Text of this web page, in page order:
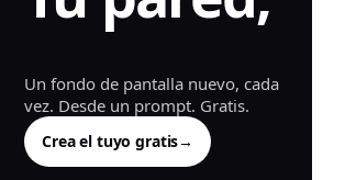
generada.
Un fondo de pantalla nuevo, cada
vez. Desde un prompt. Gratis.
Crea el tuyo gratis→